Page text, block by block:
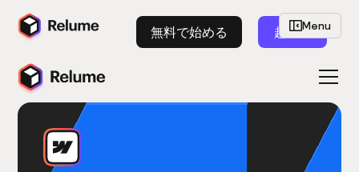
無料で始める 起動Menu